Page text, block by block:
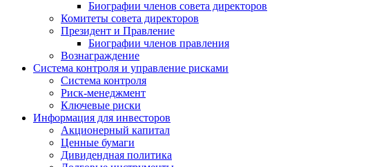
Биографии членов совета директоров
Комитеты совета директоров
Президент и Правление
Биографии членов правления
Вознаграждение
Система контроля и управление рисками
Система контроля
Риск-менеджмент
Ключевые риски
Информация для инвесторов
Акционерный капитал
Ценные бумаги
Дивидендная политика